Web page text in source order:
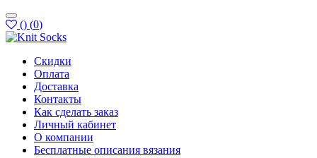
() (0)
Скидки
Оплата
Доставка
Контакты
Как сделать заказ
Личный кабинет
О компании
Бесплатные описания вязания